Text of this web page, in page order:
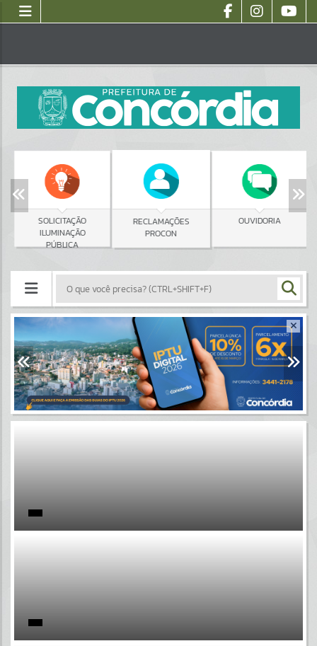
SOLICITAÇÃO
ILUMINAÇÃO
PÚBLICA
RECLAMAÇÕES
PROCON
OUVIDORIA
Portais
Por favor, aguarde...
Por favor, aguarde...